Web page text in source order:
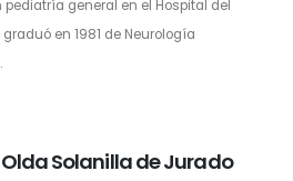
pediatría general en el Hospital del
en 1981 de Neurología
Olda Solanilla de Jurado